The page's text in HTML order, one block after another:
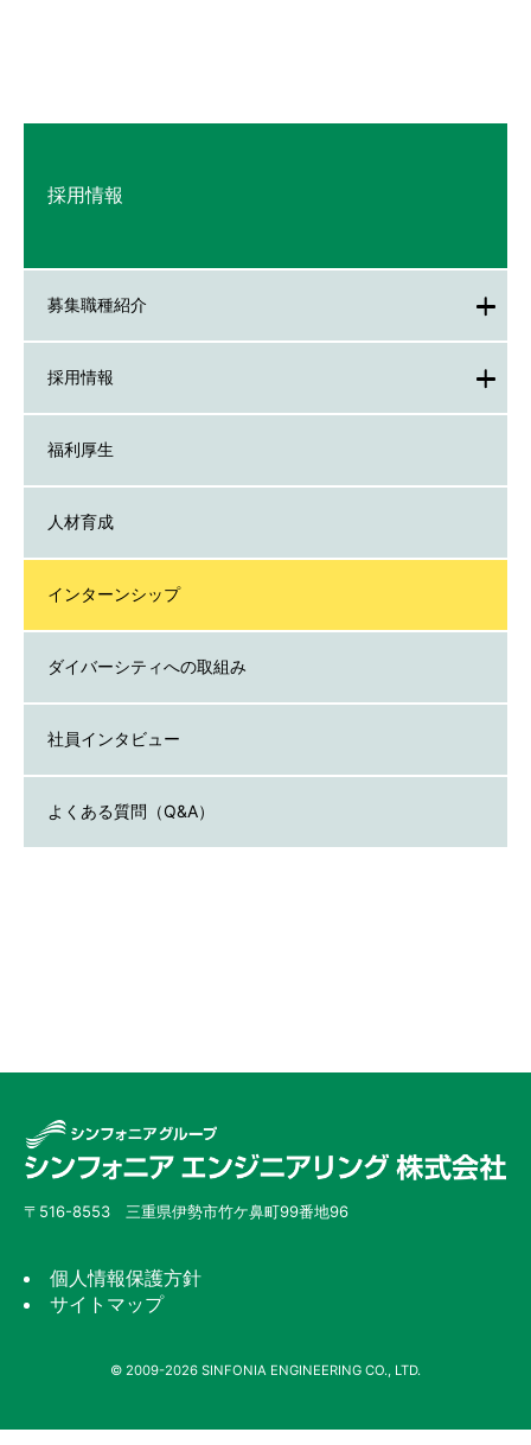
採用情報
募集職種紹介
採用情報
福利厚生
人材育成
インターンシップ
ダイバーシティへの取組み
社員インタビュー
よくある質問（Q&A）
〒516-8553 三重県伊勢市竹ケ鼻町99番地96
個人情報保護方針
サイトマップ
© 2009-2026 SINFONIA ENGINEERING CO., LTD.